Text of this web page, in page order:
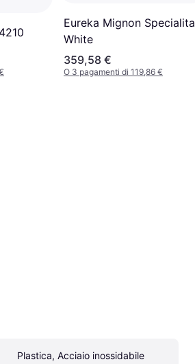
Eureka Mignon Specialita
White
359,58 €
O 3 pagamenti di 119,86 €
Plastica, Acciaio inossidabile